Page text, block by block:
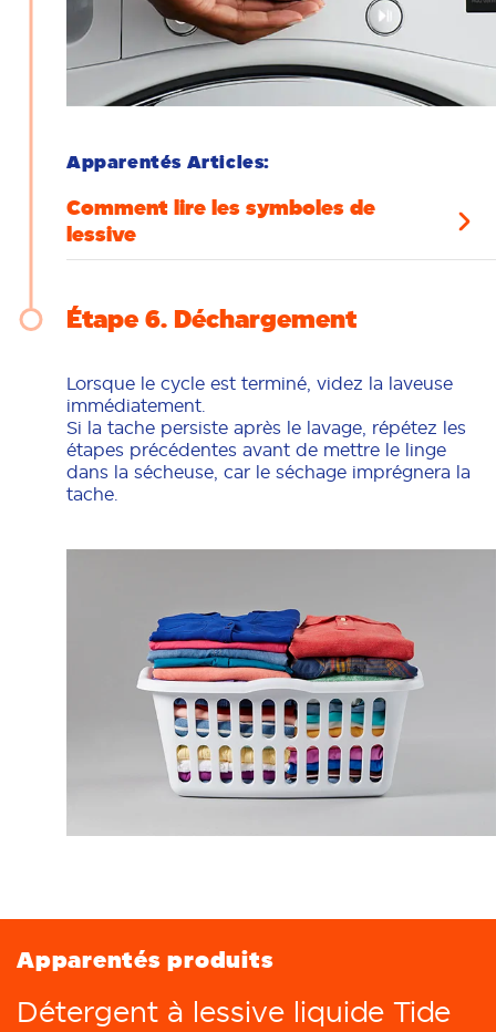
Apparentés Articles:
Comment lire les symboles de
lessive
Étape 6 Déchargement
Lorsque le cycle est terminé, videz la laveuse
immédiatement.
Si la tache persiste après le lavage, répétez les
étapes précédentes avant de mettre le linge
dans la sécheuse, car le séchage imprégnera la
tache.
Apparentés produits
Détergent à lessive liquide Tide